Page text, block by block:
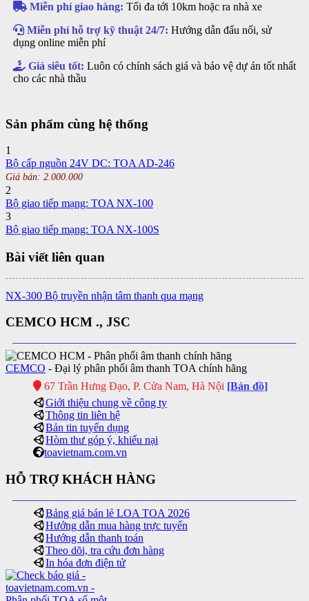
Miễn phí giao hàng: Tối đa tới 10km hoặc ra nhà xe
Miễn phí hỗ trợ kỹ thuật 24/7: Hướng dẫn đấu nối, sử
dụng online miễn phí
Giá siêu tốt: Luôn có chính sách giá và bảo vệ dự án tốt nhất
cho các nhà thầu
Sản phẩm cùng hệ thống
1
Bộ cấp nguồn 24V DC: TOA AD-246
Giá bán: 2.000.000
2
Bộ giao tiếp mạng: TOA NX-100
3
Bộ giao tiếp mạng: TOA NX-100S
Bài viết liên quan
NX-300 Bộ truyền nhận tâm thanh qua mạng
CEMCO HCM ., JSC
CEMCO - Đại lý phân phối âm thanh TOA chính hãng
67 Trần Hưng Đạo, P. Cửa Nam, Hà Nội [Bản đồ]
Giới thiệu chung về công ty
Thông tin liên hệ
Bản tin tuyển dụng
Hòm thư góp ý, khiếu nại
toavietnam.com.vn
HỖ TRỢ KHÁCH HÀNG
Bảng giá bán lẻ LOA TOA 2026
Hướng dẫn mua hàng trực tuyến
Hướng dẫn thanh toán
Theo dõi, tra cứu đơn hàng
In hóa đơn điện tử